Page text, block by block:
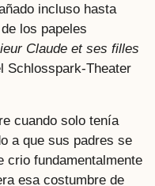
incluso hasta
los papeles
Claude et ses filles
Schlosspark-Theater
cuando solo tenía
a que sus padres se
crio fundamentalmente
esa costumbre de